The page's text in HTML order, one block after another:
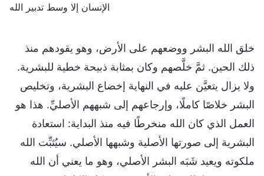
الإنسان إلا وسط تدبير الله
خلق الله البشر ووضعهم على الأرض، وهو يقودهم منذ
ذلك الحين. ثمَّ خلَّصهم وكان بمثابة ذبيحة خطية للبشرية.
ولا يزال يتعيَّن عليه في النهاية إخضاع البشرية، وتخليص
البشر خلاصًا كاملًا، وإرجاعهم إلى شبههم الأصليِّ. هذا هو
العمل الذي كان الله منخرطًا فيه منذ البداية: استعادة
البشرية إلى صورتها الأصلية وشبهها الأصلي. سيُثبِّت الله
ملكوته ويعيد شَبَه البشر الأصلي، وهو ما يعني أن الله